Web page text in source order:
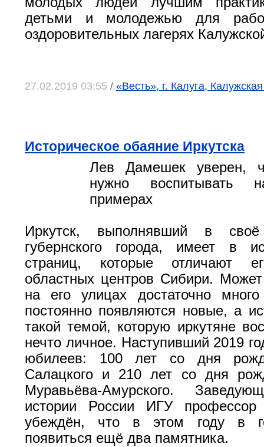
детьми и молодежью для
оздоровительных лагерях
27.02.2019 03:55 / «Весть», г. Калуга,
Историческое обаяние Иркутска
Лев Дамешек уверен,
нужно воспитывать
примерах
Иркутск, выполнявший в
губернского города, имеет в
страниц, которые отличают
областных центров Сибири.
на его улицах достаточно
постоянно появляются новые, а
такой темой, которую иркутяне
нечто личное. Наступивший 2019
юбилеев: 100 лет со дня
Салацкого и 210 лет со дня
Муравьёва-Амурского.
истории России ИГУ
убеждён, что в этом году в
появиться ещё два памятника.